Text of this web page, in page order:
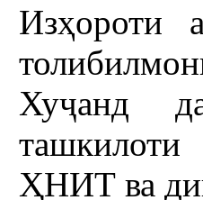
Изҳороти
Хуҷанд
ташкилоти
ҲНИТ ва